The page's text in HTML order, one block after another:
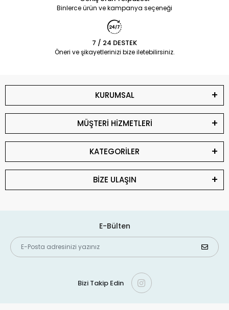
Binlerce ürün ve kampanya seçeneği
7 / 24 DESTEK
Öneri ve şikayetlerinizi bize iletebilirsiniz.
KURUMSAL
MÜŞTERİ HİZMETLERİ
KATEGORİLER
BİZE ULAŞIN
E-Bülten
Bizi Takip Edin